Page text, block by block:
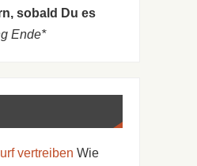
sobald Du es
Ende*
vertreiben Wie